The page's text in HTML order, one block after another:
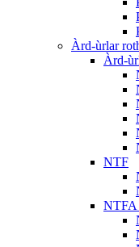
Àrd-ùrlar
Àrd-
NTF
NTFA